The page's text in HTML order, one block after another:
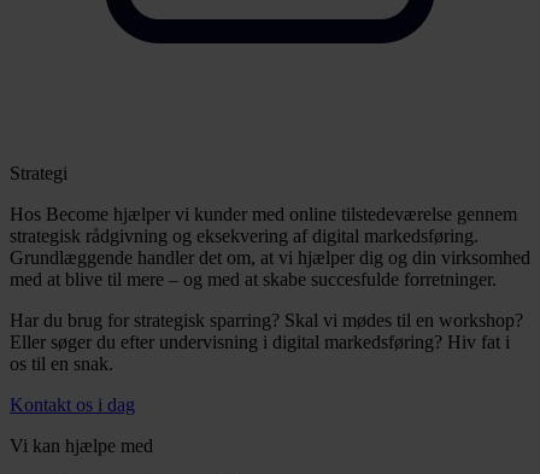
Strategi
Hos Become hjælper vi kunder med online tilstedeværelse gennem
strategisk rådgivning og eksekvering af digital markedsføring.
Grundlæggende handler det om, at vi hjælper dig og din virksomhed
med at blive til mere – og med at skabe succesfulde forretninger.
Har du brug for strategisk sparring? Skal vi mødes til en workshop?
Eller søger du efter undervisning i digital markedsføring? Hiv fat i
os til en snak.
Kontakt os i dag
Vi kan hjælpe med